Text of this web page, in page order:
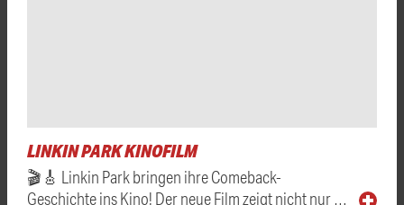
LINKIN PARK KINOFILM
🎬🎸 Linkin Park bringen ihre Comeback-
Geschichte ins Kino! Der neue Film zeigt nicht nur …